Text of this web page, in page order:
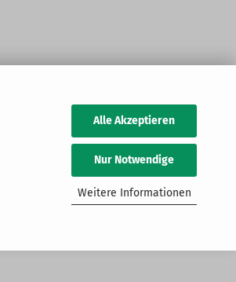
Alle Akzeptieren
Nur Notwendige
Weitere Informationen